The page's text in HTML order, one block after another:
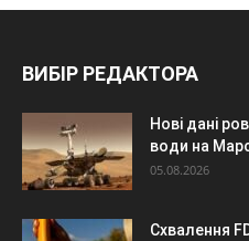
ВИБІР РЕДАКТОРА
Нові дані
води на
05.08.2026
Схвалення